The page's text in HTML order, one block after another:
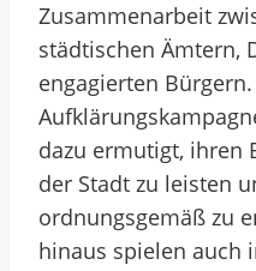
Zusammenarbeit
städtischen Ämtern,
engagierten
dazu ermutigt, ihren
der Stadt zu leisten
ordnungsgemäß zu
hinaus spielen auch